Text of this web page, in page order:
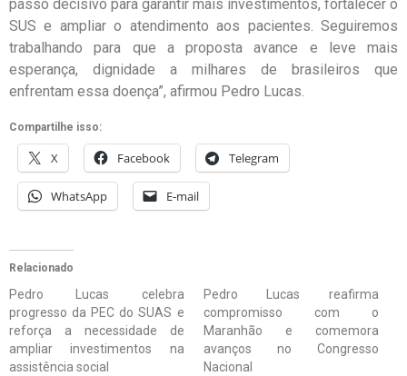
passo decisivo para garantir mais investimentos, fortalecer o
SUS e ampliar o atendimento aos pacientes. Seguiremos
trabalhando para que a proposta avance e leve mais
esperança, dignidade a milhares de brasileiros que
enfrentam essa doença”, afirmou Pedro Lucas.
Compartilhe isso:
X Facebook Telegram
WhatsApp E-mail
Relacionado
Pedro Lucas celebra
progresso da PEC do SUAS e
reforça a necessidade de
ampliar investimentos na
assistência social
Pedro Lucas reafirma
compromisso com o
Maranhão e comemora
avanços no Congresso
Nacional